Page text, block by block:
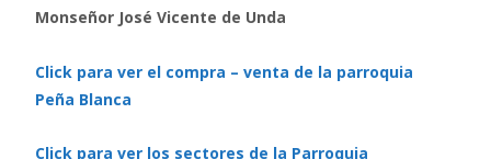
Monseñor José Vicente de Unda
Click para ver el compra – venta de la parroquia
Peña Blanca
Click para ver los sectores de la Parroquia